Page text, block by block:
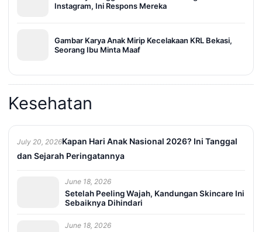
Instagram, Ini Respons Mereka
Gambar Karya Anak Mirip Kecelakaan KRL Bekasi,
Seorang Ibu Minta Maaf
Kesehatan
July 20, 2026Kapan Hari Anak Nasional 2026? Ini Tanggal
dan Sejarah Peringatannya
June 18, 2026
Setelah Peeling Wajah, Kandungan Skincare Ini
Sebaiknya Dihindari
June 18, 2026